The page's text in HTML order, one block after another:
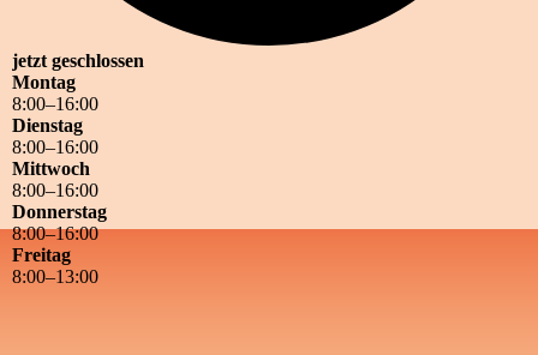
jetzt geschlossen
Montag
8:00–16:00
Dienstag
8:00–16:00
Mittwoch
8:00–16:00
Donnerstag
8:00–16:00
Freitag
8:00–13:00